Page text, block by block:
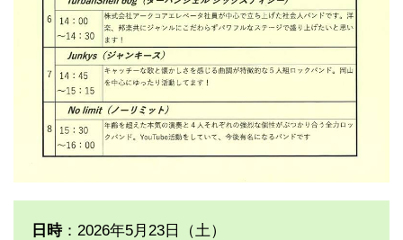
日時：2026年5月23日（土）